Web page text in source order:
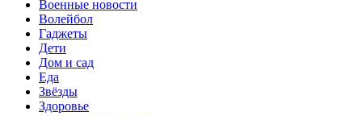
Военные новости
Волейбол
Гаджеты
Дети
Дом и сад
Еда
Звёзды
Здоровье